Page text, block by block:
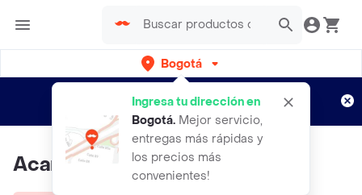
Bogotá
Ingresa tu dirección en
Bogotá. Mejor servicio,
entregas más rápidas y
los precios más
convenientes!
envíos gratis por semanas
Aplican TyC
Acana Perro Puppy 2.4kg